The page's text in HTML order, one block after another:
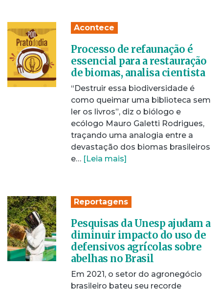
Acontece
Processo de refaunação é
essencial para a restauração
de biomas, analisa cientista
“Destruir essa biodiversidade é
como queimar uma biblioteca sem
ler os livros”, diz o biólogo e
ecólogo Mauro Galetti Rodrigues,
traçando uma analogia entre a
devastação dos biomas brasileiros
e… [Leia mais]
Reportagens
Pesquisas da Unesp ajudam a
diminuir impacto do uso de
defensivos agrícolas sobre
abelhas no Brasil
Em 2021, o setor do agronegócio
brasileiro bateu seu recorde